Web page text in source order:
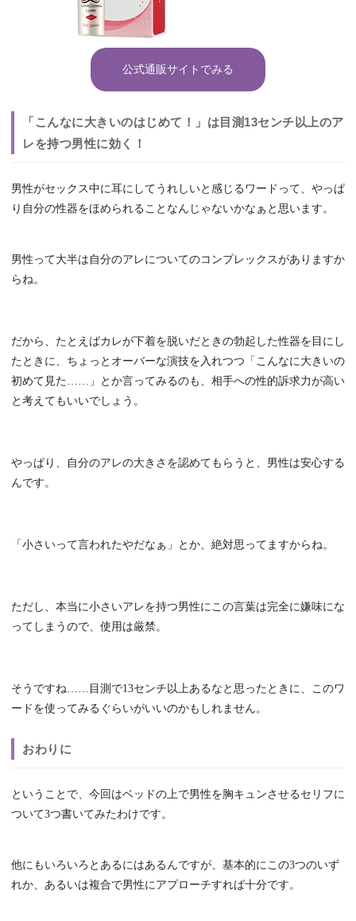
公式通販サイトでみる
「こんなに大きいのはじめて！」は目測13センチ以上のア
レを持つ男性に効く！
男性がセックス中に耳にしてうれしいと感じるワードって、やっぱ
り自分の性器をほめられることなんじゃないかなぁと思います。
男性って大半は自分のアレについてのコンプレックスがありますか
らね。
だから、たとえばカレが下着を脱いだときの勃起した性器を目にし
たときに、ちょっとオーバーな演技を入れつつ「こんなに大きいの
初めて見た……」とか言ってみるのも、相手への性的訴求力が高い
と考えてもいいでしょう。
やっぱり、自分のアレの大きさを認めてもらうと、男性は安心する
んです。
「小さいって言われたやだなぁ」とか、絶対思ってますからね。
ただし、本当に小さいアレを持つ男性にこの言葉は完全に嫌味にな
ってしまうので、使用は厳禁。
そうですね……目測で13センチ以上あるなと思ったときに、このワ
ードを使ってみるぐらいがいいのかもしれません。
おわりに
ということで、今回はベッドの上で男性を胸キュンさせるセリフに
ついて3つ書いてみたわけです。
他にもいろいろとあるにはあるんですが、基本的にこの3つのいず
れか、あるいは複合で男性にアプローチすれば十分です。